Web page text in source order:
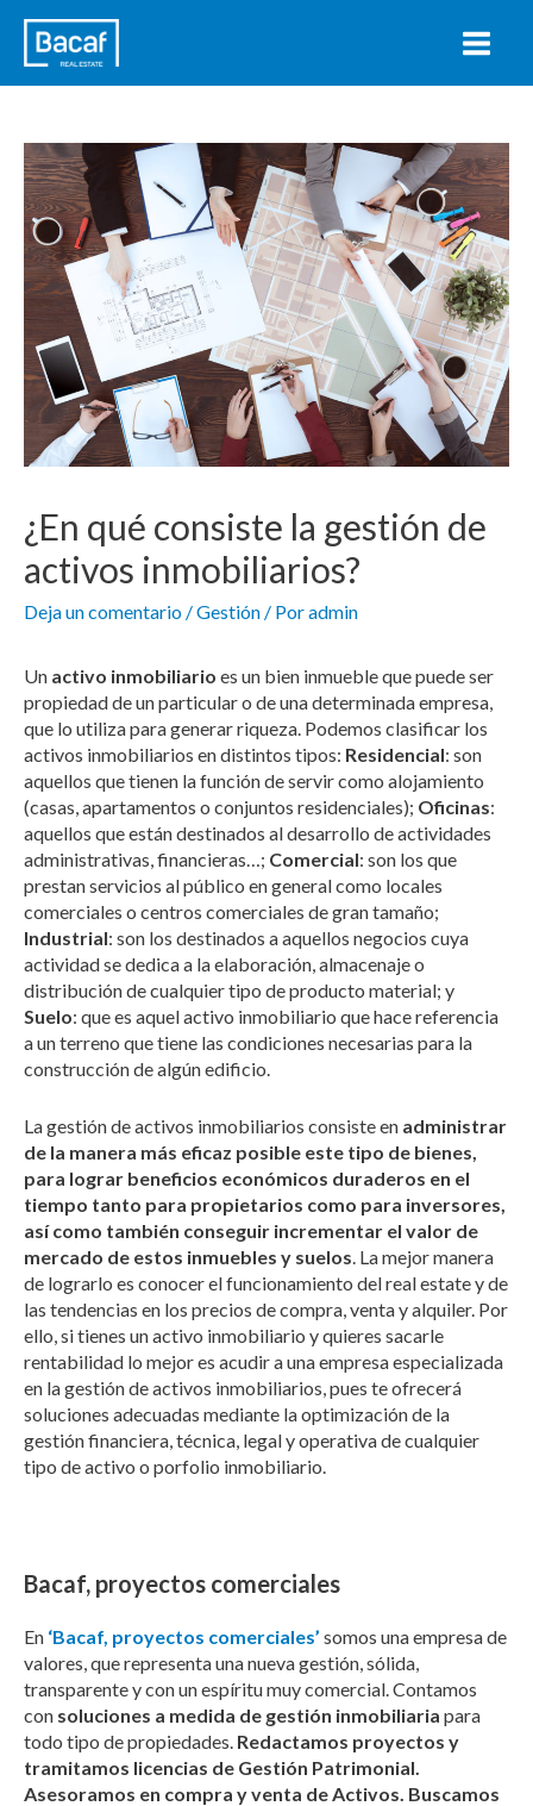
¿En qué consiste la gestión de
activos inmobiliarios?
Deja un comentario /Gestión / Poradmin
Un activo inmobiliario es un bien inmueble que puede ser
propiedad de un particular o de una determinada empresa,
que lo utiliza para generar riqueza. Podemos clasificar los
activos inmobiliarios en distintos tipos: Residencial: son
aquellos que tienen la función de servir como alojamiento
(casas, apartamentos o conjuntos residenciales); Oficinas:
aquellos que están destinados al desarrollo de actividades
administrativas, financieras…; Comercial: son los que
prestan servicios al público en general como locales
comerciales o centros comerciales de gran tamaño;
Industrial: son los destinados a aquellos negocios cuya
actividad se dedica a la elaboración, almacenaje o
distribución de cualquier tipo de producto material; y
Suelo: que es aquel activo inmobiliario que hace referencia
a un terreno que tiene las condiciones necesarias para la
construcción de algún edificio.
La gestión de activos inmobiliarios consiste en administrar
de la manera más eficaz posible este tipo de bienes,
para lograr beneficios económicos duraderos en el
tiempo tanto para propietarios como para inversores,
así como también conseguir incrementar el valor de
mercado de estos inmuebles y suelos . La mejor manera
de lograrlo es conocer el funcionamiento del real estate y de
las tendencias en los precios de compra, venta y alquiler. Por
ello, si tienes un activo inmobiliario y quieres sacarle
rentabilidad lo mejor es acudir a una empresa especializada
en la gestión de activos inmobiliarios, pues te ofrecerá
soluciones adecuadas mediante la optimización de la
gestión financiera, técnica, legal y operativa de cualquier
tipo de activo o porfolio inmobiliario.
Bacaf, proyectos comerciales
En ‘Bacaf, proyectos comerciales’ somos una empresa de
valores, que representa una nueva gestión, sólida,
transparente y con un espíritu muy comercial. Contamos
con soluciones a medida de gestión inmobiliaria para
todo tipo de propiedades. Redactamos proyectos y
tramitamos licencias de Gestión Patrimonial.
Asesoramos en compra y venta de Activos. Buscamos